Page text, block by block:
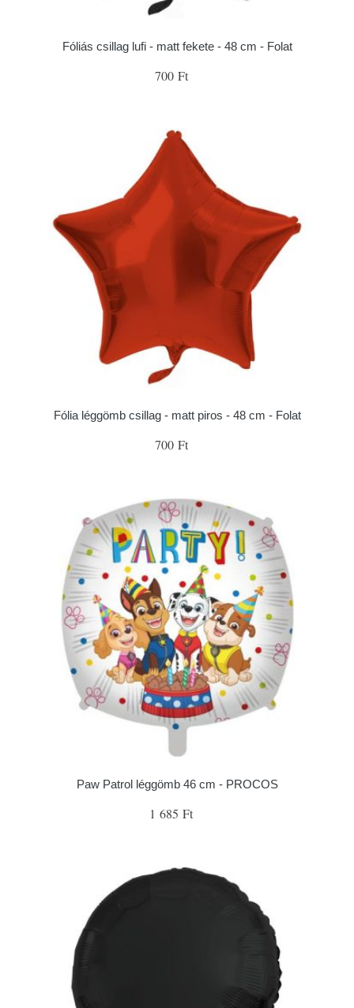
Fóliás csillag lufi - matt fekete - 48 cm - Folat
700 Ft
Fólia léggömb csillag - matt piros - 48 cm - Folat
700 Ft
Paw Patrol léggömb 46 cm - PROCOS
1 685 Ft